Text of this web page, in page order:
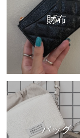
財布
バッグ